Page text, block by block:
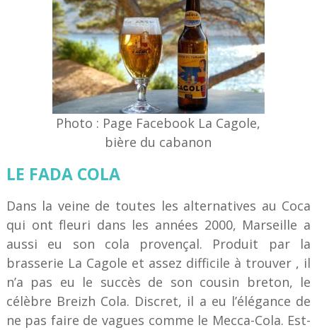
Photo : Page Facebook La Cagole,
bière du cabanon
LE FADA COLA
Dans la veine de toutes les alternatives au Coca
qui ont fleuri dans les années 2000, Marseille a
aussi eu son cola provençal. Produit par la
brasserie La Cagole et assez difficile à trouver , il
n’a pas eu le succès de son cousin breton, le
célèbre Breizh Cola. Discret, il a eu l’élégance de
ne pas faire de vagues comme le Mecca-Cola. Est-